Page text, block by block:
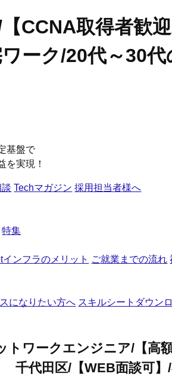
/【CCNA取得者歓
ーク/20代～30
基盤で
を実現！
Techマガジン 採用担当者様へ
特集
インフラのメリット ご就業までの流れ
になりたい方へ スキルシートダウン
トワークエンジニア/【高
千代田区/【WEB面談可